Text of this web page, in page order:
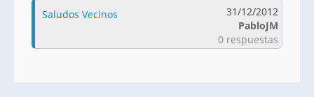
Saludos Vecinos
31/12/2012
PabloJM
0 respuestas